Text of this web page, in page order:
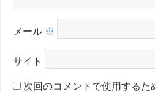
メール ※
サイト
次回のコメントで使用するた